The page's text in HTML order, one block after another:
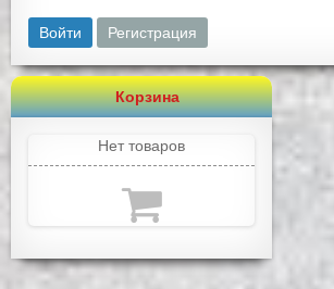
Войти Регистрация
Корзина
Нет товаров